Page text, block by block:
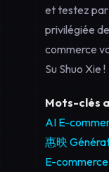
et testez
privilégiée de
commerce
Su Shuo Xie !
Mots-clés
AI E-
惠映
E-commerce